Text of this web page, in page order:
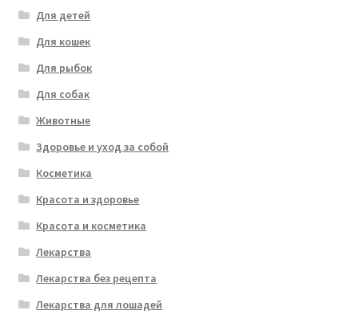
Для детей
Для кошек
Для рыбок
Для собак
Животные
Здоровье и уход за собой
Косметика
Красота и здоровье
Красота и косметика
Лекарства
Лекарства без рецепта
Лекарства для лошадей